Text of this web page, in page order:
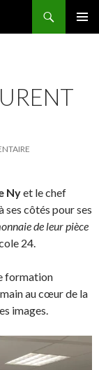
Nyet le chef
ses côtés pour ses
de leur pièce
24.
formation
au cœur de la
images.